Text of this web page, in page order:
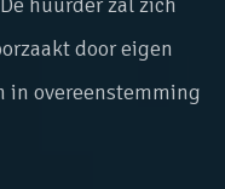
door eigen
in overeenstemming